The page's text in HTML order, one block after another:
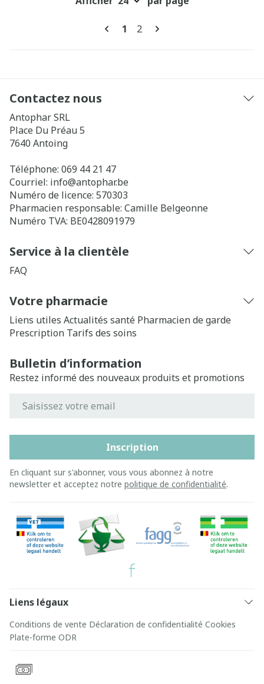
Pages
Vous lisez actuellement la
1 Page
2
Contactez nous
Antophar SRL
Place Du Préau 5
7640 Antoing
Téléphone: 069 44 21 47
Courriel: info@antophar.be
Numéro de licence: 570303
Pharmacien responsable: Camille Belgeonne
Numéro TVA: BE0428091979
Service à la clientèle
FAQ
Votre pharmacie
Liens utiles Actualités santé Pharmacien de garde
Prescription Tarifs des soins
Bulletin d’information
Restez informé des nouveaux produits et promotions
Inscription
En cliquant sur s'abonner, vous vous abonnez à notre
newsletter et acceptez notre politique de confidentialité.
Liens légaux
Conditions de vente Déclaration de confidentialité Cookies
Plate-forme ODR